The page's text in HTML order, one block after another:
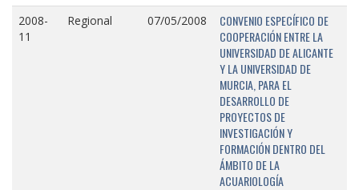
2008-
11
Regional 07/05/2008
CONVENIO ESPECÍFICO DE
COOPERACIÓN ENTRE LA
UNIVERSIDAD DE ALICANTE
Y LA UNIVERSIDAD DE
MURCIA, PARA EL
DESARROLLO DE
PROYECTOS DE
INVESTIGACIÓN Y
FORMACIÓN DENTRO DEL
ÁMBITO DE LA
ACUARIOLOGÍA